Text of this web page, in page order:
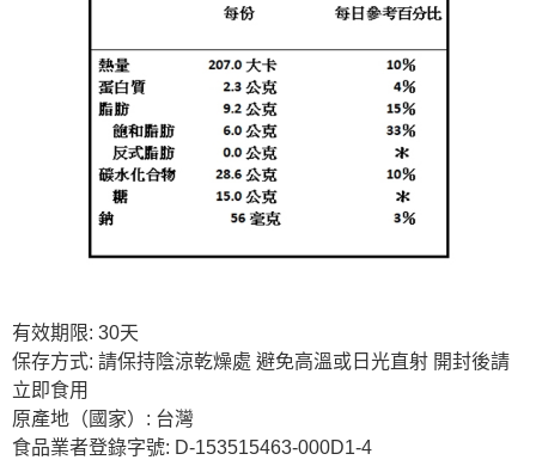
有效期限: 30天
保存方式: 請保持陰涼乾燥處 避免高溫或日光直射 開封後請
立即食用
原產地（國家）: 台灣
食品業者登錄字號: D-153515463-000D1-4